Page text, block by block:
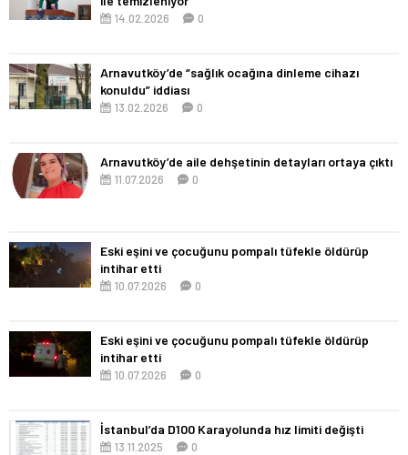
14.02.2026 0
Arnavutköy’de “sağlık ocağına dinleme cihazı
konuldu” iddiası
13.02.2026 0
Arnavutköy’de aile dehşetinin detayları ortaya çıktı
11.07.2026 0
Eski eşini ve çocuğunu pompalı tüfekle öldürüp
intihar etti
10.07.2026 0
Eski eşini ve çocuğunu pompalı tüfekle öldürüp
intihar etti
10.07.2026 0
İstanbul’da D100 Karayolunda hız limiti değişti
13.11.2025 0